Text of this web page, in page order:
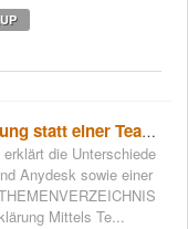
Warum wird eine RDP-Verbindung statt einer TeamViewer Verbindung benötigt?
die Unterschiede
Anydesk sowie einer
Mittels Te...